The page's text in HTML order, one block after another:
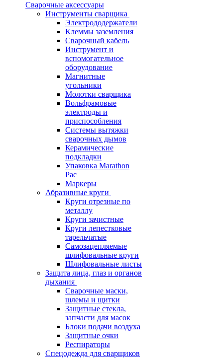
Сварочные аксессуары
Инструменты сварщика
Электрододержатели
Клеммы заземления
Сварочный кабель
Инструмент и
вспомогательное
оборудование
Магнитные
угольники
Молотки сварщика
Вольфрамовые
электроды и
приспособления
Системы вытяжки
сварочных дымов
Керамические
подкладки
Упаковка Marathon
Pac
Маркеры
Абразивные круги
Круги отрезные по
металлу
Круги зачистные
Круги лепестковые
тарельчатые
Самозацепляемые
шлифовальные круги
Шлифовальные листы
Защита лица, глаз и органов
дыхания
Сварочные маски,
шлемы и щитки
Защитные стекла,
запчасти для масок
Блоки подачи воздуха
Защитные очки
Респираторы
Спецодежда для сварщиков